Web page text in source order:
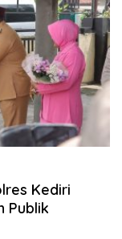
Kediri
Publik